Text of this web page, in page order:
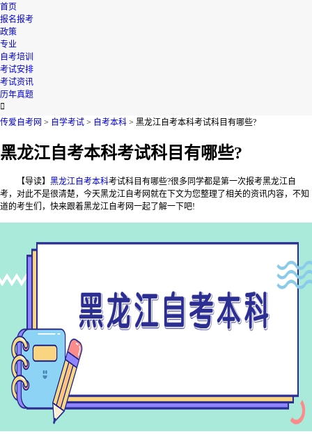
首页
报名报考
政策
专业
自考培训
考试安排
考试资讯
历年真题

传爱自考网 > 自学考试 > 自考本科 > 黑龙江自考本科考试科目有哪些?
黑龙江自考本科考试科目有哪些?
【导读】 黑龙江自考本科考试科目有哪些?很多同学都是第一次报考黑龙江自
考，对此不是很清楚，今天黑龙江自考网就在下文为您整理了相关的资讯内容，不知
道的考生们，快来跟着黑龙江自考网一起了解一下吧!